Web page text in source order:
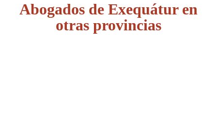
Abogados de Exequátur en
otras provincias